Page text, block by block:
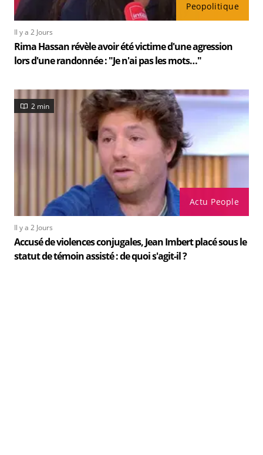
Peopolitique
Il y a 2 Jours
Rima Hassan révèle avoir été victime d'une agression
lors d'une randonnée : "Je n'ai pas les mots…"
Actu People
2 min
Il y a 2 Jours
Accusé de violences conjugales, Jean Imbert placé sous le
statut de témoin assisté : de quoi s'agit-il ?